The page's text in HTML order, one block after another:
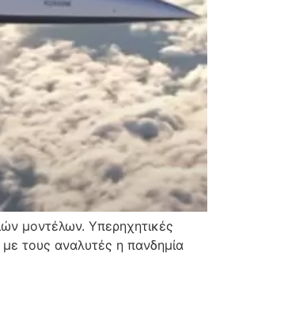
μοντέλων. Υπερηχητικές
τους αναλυτές η πανδημία